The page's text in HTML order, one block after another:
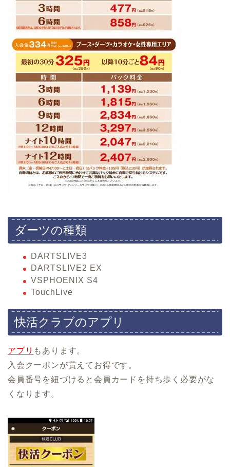
ダーツの種類
DARTSLIVE3
DARTSLIVE2 EX
VSPHOENIX S4
TouchLive
快活クラブのアプリ
アプリ もあります。
入会クーポンが貰えてお得です。
会員番号を紐づけると会員カードを持ち歩く必要がな
くなります。